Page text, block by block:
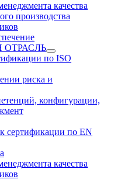
качества
производства
по ISO
риска и
конфигурации,
сертификации по EN
качества